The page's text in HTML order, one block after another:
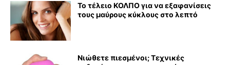
Το τέλειο ΚΟΛΠΟ για να εξαφανίσεις
τους μαύρους κύκλους στο λεπτό
Νιώθετε πιεσμένοι; Τεχνικές